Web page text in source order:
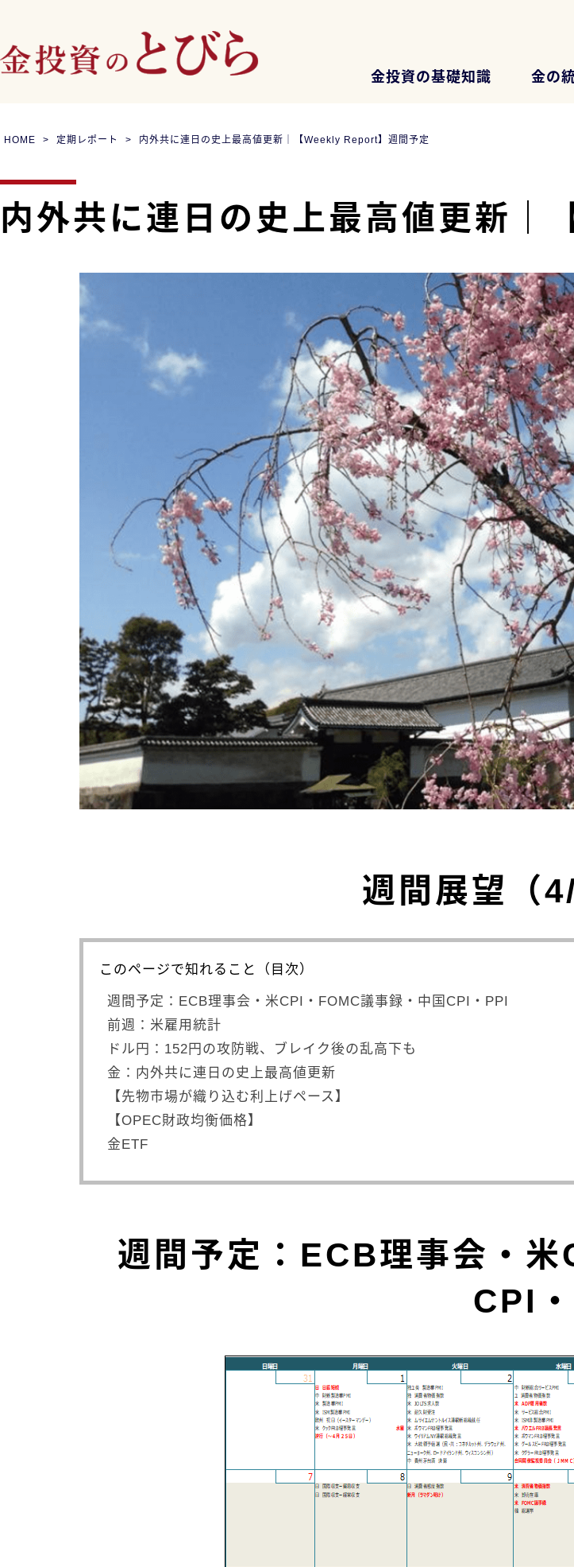
金投資の基礎知識 金の
HOME 定期レポート 内外共に連日の史上最高値更新｜【Weekly Report】週間予定
内外共に連日の史上最高値更新
週間展望（
このページで知れること（目次）
週間予定：ECB理事会・米CPI・FOMC議事録・中国CPI・PPI
前週：米雇用統計
ドル円：152円の攻防戦、ブレイク後の乱高下も
金：内外共に連日の史上最高値更新
【先物市場が織り込む利上げペース】
【OPEC財政均衡価格】
金ETF
週間予定：ECB理事会・
CPI